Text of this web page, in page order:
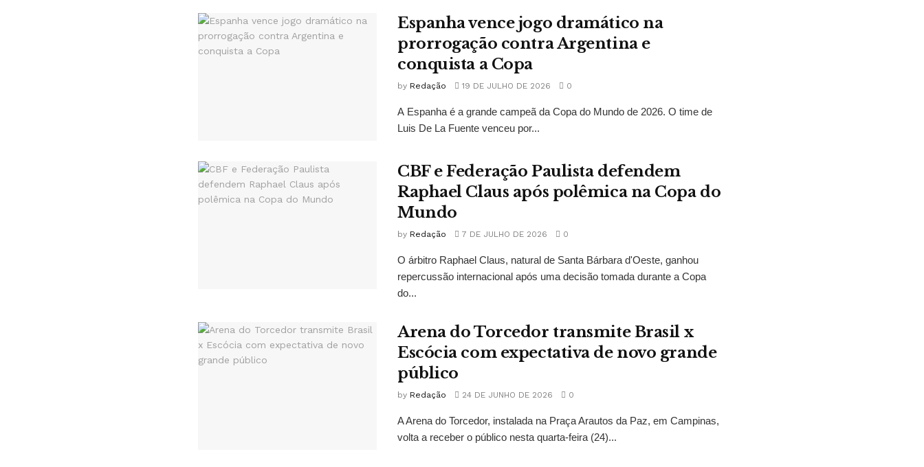
Espanha vence jogo dramático na
prorrogação contra Argentina e
conquista a Copa
by Redação 19 DE JULHO DE 2026 0
A Espanha é a grande campeã da Copa do Mundo de 2026. O time de
Luis De La Fuente venceu por...
CBF e Federação Paulista defendem
Raphael Claus após polêmica na Copa do
Mundo
by Redação 7 DE JULHO DE 2026 0
O árbitro Raphael Claus, natural de Santa Bárbara d'Oeste, ganhou
repercussão internacional após uma decisão tomada durante a Copa
do...
Arena do Torcedor transmite Brasil x
Escócia com expectativa de novo grande
público
by Redação 24 DE JUNHO DE 2026 0
A Arena do Torcedor, instalada na Praça Arautos da Paz, em Campinas,
volta a receber o público nesta quarta-feira (24)...